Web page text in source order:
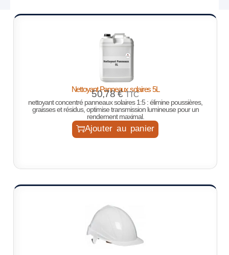
Nettoyant Panneaux solaires 5L
50,78€ TTC
nettoyant concentré panneaux solaires 1:5 : élimine poussières,
graisses et résidus, optimise transmission lumineuse pour un
rendement maximal.
Ajouter au panier